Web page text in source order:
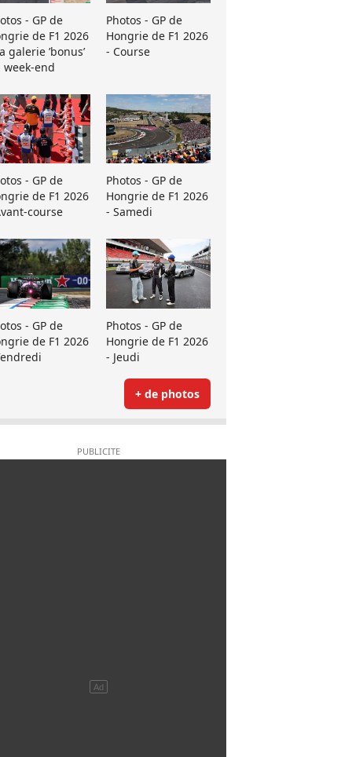
- GP de
de F1 2026
galerie ’bonus’
week-end
Photos - GP de
Hongrie de F1 2026
- Course
- GP de
de F1 2026
course
Photos - GP de
Hongrie de F1 2026
- Samedi
- GP de
de F1 2026
Photos - GP de
Hongrie de F1 2026
- Jeudi
+ de photos